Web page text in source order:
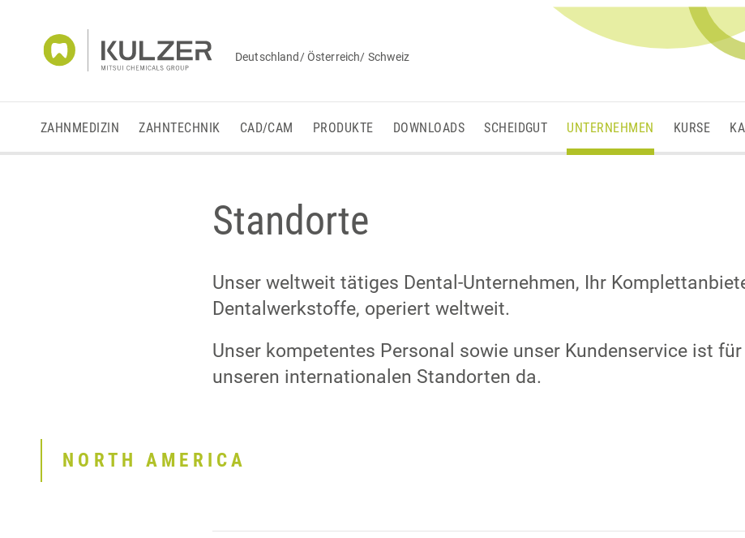
Deutschland/ Österreich/ Schweiz
ZAHNMEDIZIN ZAHNTECHNIK CAD/CAM PRODUKTE DOWNLOADS SCHEIDGUT UNTERNEHMEN KURSE
Standorte
Unser weltweit tätiges Dental-Unternehmen, Ihr
Dentalwerkstoffe, operiert weltweit.
Unser kompetentes Personal sowie unser Kundenservice ist
unseren internationalen Standorten da.
NORTH AMERICA